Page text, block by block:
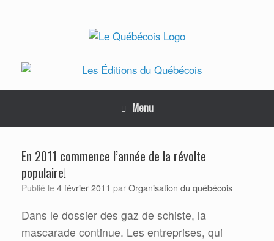
Menu
En 2011 commence l’année de la révolte
populaire!
Publié le 4 février 2011 par Organisation du québécois
Dans le dossier des gaz de schiste, la
mascarade continue. Les entreprises, qui